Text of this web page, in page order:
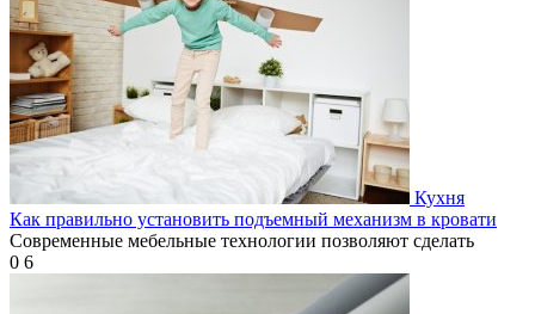
Кухня
Как правильно установить подъемный механизм в кровати
Современные мебельные технологии позволяют сделать
0 6